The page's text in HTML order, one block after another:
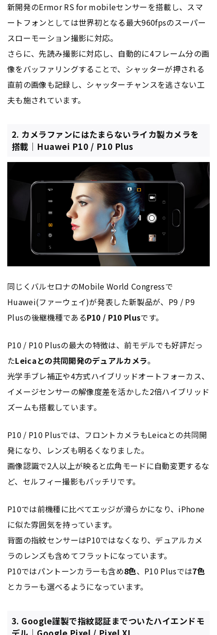
新開発のErmor RS for mobileセンサーを搭載し、スマ
ートフォンとしては世界初となる最大960fpsのスーパー
スローモーション撮影に対応。
さらに、先読み撮影に対応し、自動的に4フレーム分の画
像をバッファリングすることで、シャッターが押される
直前の画像も記録し、シャッターチャンスを逃さない工
夫も施されています。
2. カメラファンにはたまらないライカ製カメラを
搭載｜Huawei P10 / P10 Plus
同じくバルセロナのMobile World Congressで
Huawei(ファーウェイ)が発表した新製品が、P9 / P9
Plusの後継機種であるP10 / P10 Plusです。
P10 / P10 Plusの最大の特徴は、前モデルでも好評だっ
たLeicaとの共同開発のデュアルカメラ。
光学手ブレ補正や4方式ハイブリッドオートフォーカス、
イメージセンサーの解像度差を活かした2倍ハイブリッド
ズームも搭載しています。
P10 / P10 Plusでは、フロントカメラもLeicaとの共同開
発になり、レンズも明るくなりました。
画像認識で2人以上が映ると広角モードに自動変更するな
ど、セルフィー撮影もバッチリです。
P10では前機種に比べてエッジが滑らかになり、iPhone
に似た雰囲気を持っています。
背面の指紋センサーはP10ではなくなり、デュアルカメ
ラのレンズも含めてフラットになっています。
P10ではパントーンカラーも含め8色、P10 Plusでは7色
とカラーも選べるようになっています。
3. Google謹製で指紋認証までついたハイエンドモ